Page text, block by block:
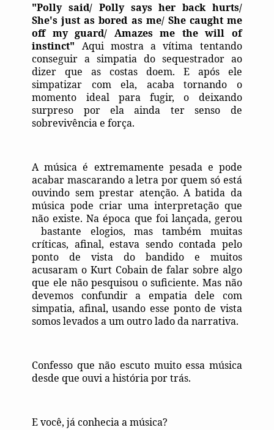
"Polly said/ Polly says her back hurts/
She's just as bored as me/ She caught me
off my guard/ Amazes me the will of
instinct" Aqui mostra a vítima tentando
conseguir a simpatia do sequestrador ao
dizer que as costas doem. E após ele
simpatizar com ela, acaba tornando o
momento ideal para fugir, o deixando
surpreso por ela ainda ter senso de
sobrevivência e força.
A música é extremamente pesada e pode
acabar mascarando a letra por quem só está
ouvindo sem prestar atenção. A batida da
música pode criar uma interpretação que
não existe. Na época que foi lançada, gerou
bastante elogios, mas também muitas
críticas, afinal, estava sendo contada pelo
ponto de vista do bandido e muitos
acusaram o Kurt Cobain de falar sobre algo
que ele não pesquisou o suficiente. Mas não
devemos confundir a empatia dele com
simpatia, afinal, usando esse ponto de vista
somos levados a um outro lado da narrativa.
Confesso que não escuto muito essa música
desde que ouvi a história por trás.
E você, já conhecia a música?